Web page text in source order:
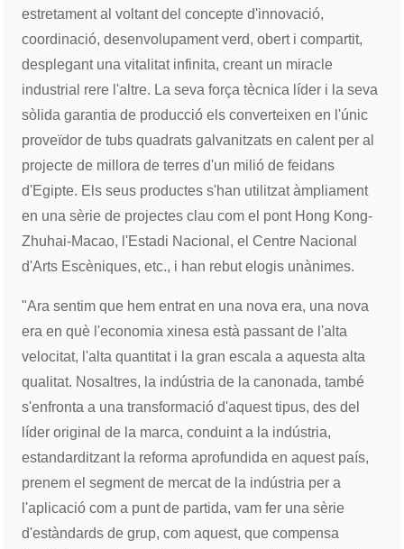
estretament al voltant del concepte d'innovació,
coordinació, desenvolupament verd, obert i compartit,
desplegant una vitalitat infinita, creant un miracle
industrial rere l'altre. La seva força tècnica líder i la seva
sòlida garantia de producció els converteixen en l'únic
proveïdor de tubs quadrats galvanitzats en calent per al
projecte de millora de terres d'un milió de feidans
d'Egipte. Els seus productes s'han utilitzat àmpliament
en una sèrie de projectes clau com el pont Hong Kong-
Zhuhai-Macao, l'Estadi Nacional, el Centre Nacional
d'Arts Escèniques, etc., i han rebut elogis unànimes.
"Ara sentim que hem entrat en una nova era, una nova
era en què l'economia xinesa està passant de l'alta
velocitat, l'alta quantitat i la gran escala a aquesta alta
qualitat. Nosaltres, la indústria de la canonada, també
s'enfronta a una transformació d'aquest tipus, des del
líder original de la marca, conduint a la indústria,
estandarditzant la reforma aprofundida en aquest país,
prenem el segment de mercat de la indústria per a
l'aplicació com a punt de partida, vam fer una sèrie
d'estàndards de grup, com aquest, que compensa